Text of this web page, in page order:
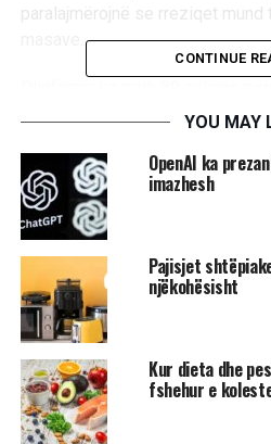
paralajmërojnë se rreziqet
të cilët 40% janë nën 13 vjeç.
biseda, duke klasifikuar
moshe.
Lojtarët do të mund të
brenda së njëjtës kategori,
Nën-13 vjeçarët do të kenë ende
private, përveç nëse prindërit
mes shqetësimeve të
fëmijëve në platformë./A.Z/
CONTINUE
YOU MAY
OpenAI ka
imazhesh
Pajisjet
njëkohësisht
Kur dieta dhe
fshehur e